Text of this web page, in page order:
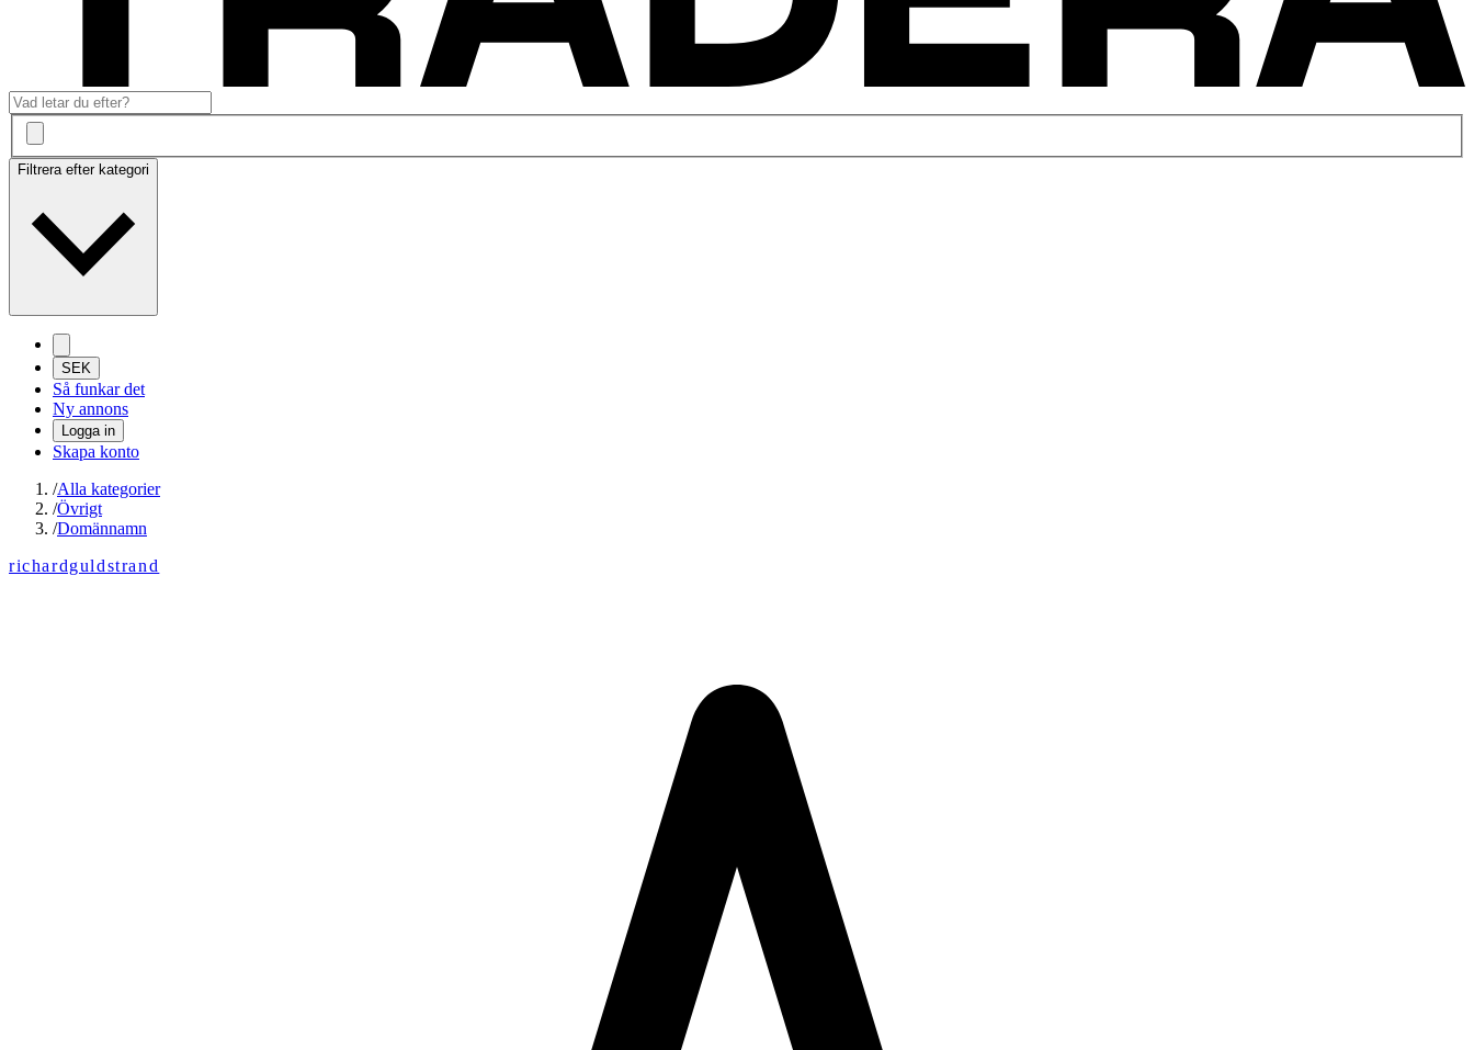
Filtrera efter kategori
SEK
Så funkar det
Ny annons
Logga in
Skapa konto
/Alla kategorier
/Övrigt
/Domännamn
richardguldstrand